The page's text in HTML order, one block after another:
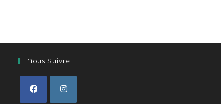
Nous Suivre